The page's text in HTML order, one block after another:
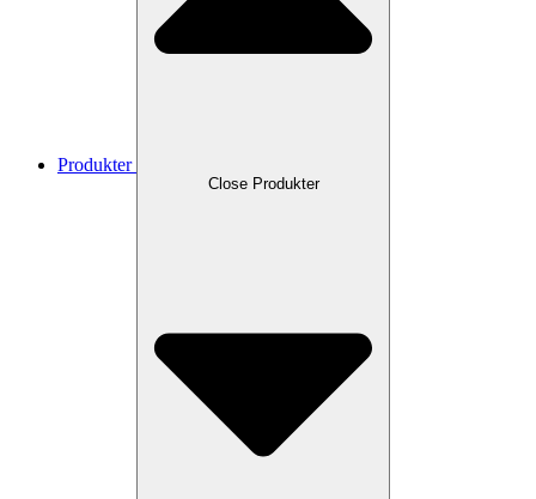
Produkter
Close Produkter